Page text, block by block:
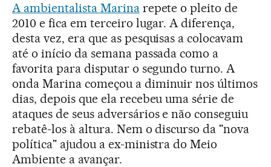
A ambientalista Marinarepete o pleito de
2010 e fica em terceiro lugar. A diferença,
desta vez, era que as pesquisas a colocavam
até o início da semana passada como a
favorita para disputar o segundo turno. A
onda Marina começou a diminuir nos últimos
dias, depois que ela recebeu uma série de
ataques de seus adversários e não conseguiu
rebatê-los à altura. Nem o discurso da "nova
política" ajudou a ex-ministra do Meio
Ambiente a avançar.